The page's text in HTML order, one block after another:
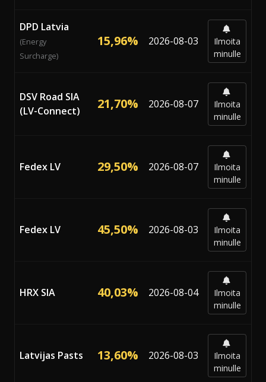
DPD Latvia
(Energy
Surcharge)
15,96% 2026-08-03
Ilmoita
minulle
DSV Road SIA
(LV-Connect)
21,70% 2026-08-07
Ilmoita
minulle
Fedex LV 29,50% 2026-08-07
Ilmoita
minulle
Fedex LV 45,50% 2026-08-03
Ilmoita
minulle
HRX SIA 40,03% 2026-08-04
Ilmoita
minulle
Latvijas Pasts 13,60% 2026-08-03
Ilmoita
minulle